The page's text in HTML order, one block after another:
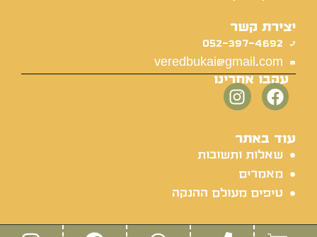
יצירת קשר
052-397-4692
veredbukai@gmail.com
עקבו אחרינו
עוד באתר
שאלות ותשובות
מאמרים
טיפים מעולם ההנקה